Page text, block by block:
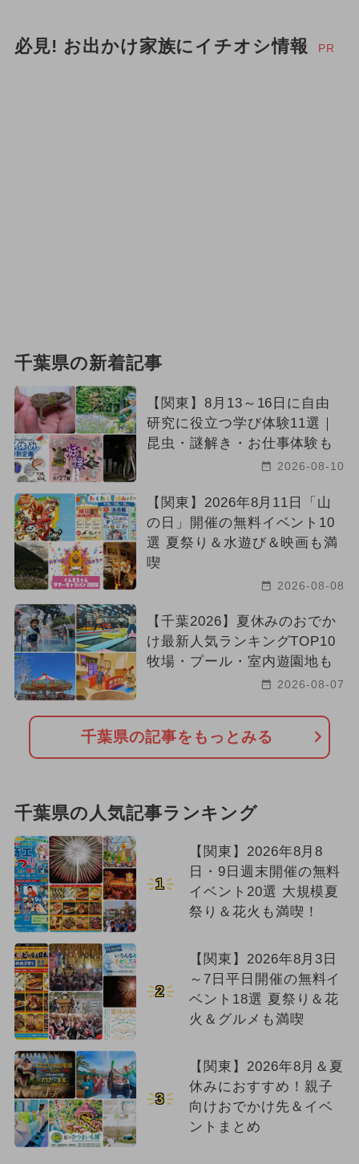
必見! お出かけ家族にイチオシ情報 PR
千葉県の新着記事
【関東】8月13～16日に自由
研究に役立つ学び体験11選｜
昆虫・謎解き・お仕事体験も
2026-08-10
【関東】2026年8月11日「山
の日」開催の無料イベント10
選 夏祭り＆水遊び＆映画も満
喫
2026-08-08
【千葉2026】夏休みのおでか
け最新人気ランキングTOP10
牧場・プール・室内遊園地も
2026-08-07
千葉県の記事をもっとみる
千葉県の人気記事ランキング
1
【関東】2026年8月8
日・9日週末開催の無料
イベント20選 大規模夏
祭り＆花火も満喫！
2
【関東】2026年8月3日
～7日平日開催の無料イ
ベント18選 夏祭り＆花
火＆グルメも満喫
3
【関東】2026年8月＆夏
休みにおすすめ！親子
向けおでかけ先＆イベ
ントまとめ